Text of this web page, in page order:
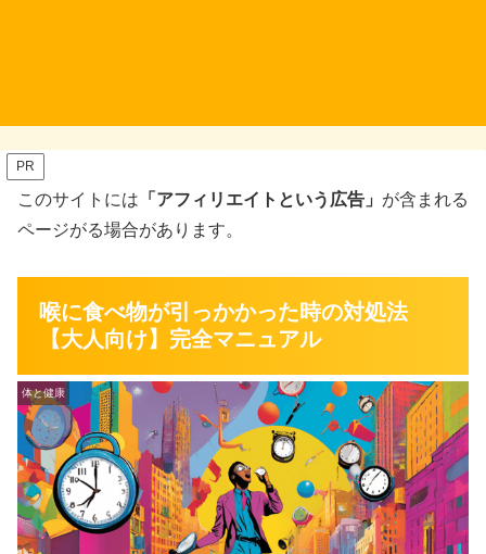
PR
このサイトには 「アフィリエイトという広告」 が含まれる
ページがる場合があります。
喉に食べ物が引っかかった時の対処法
【大人向け】完全マニュアル
体と健康